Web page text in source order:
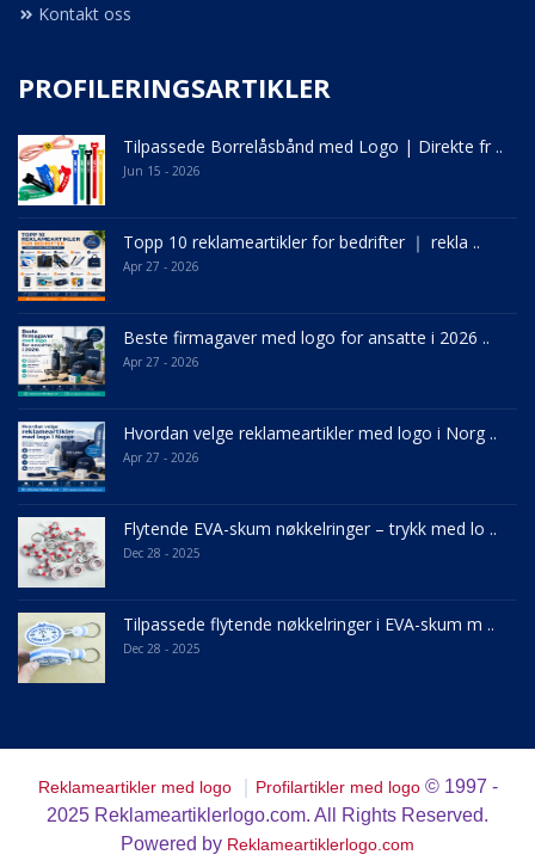
Kontakt oss
PROFILERINGSARTIKLER
Tilpassede Borrelåsbånd med Logo | Direkte fr ..
Jun 15 - 2026
Topp 10 reklameartikler for bedrifter ｜ rekla ..
Apr 27 - 2026
Beste firmagaver med logo for ansatte i 2026 ..
Apr 27 - 2026
Hvordan velge reklameartikler med logo i Norg ..
Apr 27 - 2026
Flytende EVA-skum nøkkelringer – trykk med lo ..
Dec 28 - 2025
Tilpassede flytende nøkkelringer i EVA-skum m ..
Dec 28 - 2025
Reklameartikler med logo｜ Profilartikler med logo © 1997 -
2025 Reklameartiklerlogo.com. All Rights Reserved.
Powered by Reklameartiklerlogo.com